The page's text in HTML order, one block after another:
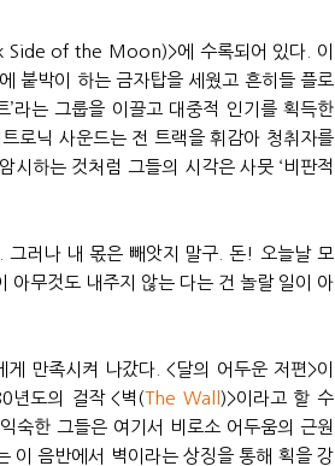
Side of the Moon)>에 수록되어 있다. 이
붙박이 하는 금자탑을 세웠고 흔히들 플로
’라는 그룹을 이끌고 대중적 인기를 획득한
로닉 사운드는 전 트랙을 휘감아 청취자를
시하는 것처럼 그들의 시각은 사뭇 ‘비판적
그러나 내 몫은 빼앗지 말구. 돈! 오늘날 모
아무것도 내주지 않는 다는 건 놀랄 일이 아
만족시켜 나갔다. <달의 어두운 저편>이
년도의 걸작 <벽(The Wall )>이라고 할 수
숙한 그들은 여기서 비로소 어두움의 근원
이 음반에서 벽이라는 상징을 통해 획을 강